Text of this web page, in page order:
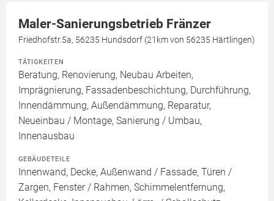
Maler-Sanierungsbetrieb Fränzer
Friedhofstr.5a, 56235 Hundsdorf (21km von 56235 Härtlingen)
TÄTIGKEITEN
Beratung, Renovierung, Neubau Arbeiten,
Imprägnierung, Fassadenbeschichtung, Durchführung,
Innendämmung, Außendämmung, Reparatur,
Neueinbau / Montage, Sanierung / Umbau,
Innenausbau
GEBÄUDETEILE
Innenwand, Decke, Außenwand / Fassade, Türen /
Zargen, Fenster / Rahmen, Schimmelentfernung,